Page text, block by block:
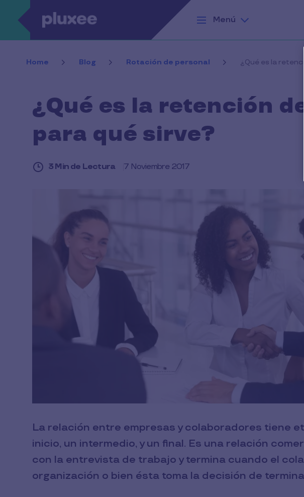
Pasar al contenido principal
Menú
Home Blog Rotación de personal ¿Qué es la
¿Qué es la retención
para qué sirve?
3 Min de Lectura 7 Noviembre 2017
La relación entre empresas y colaboradores tiene
inicio, un intermedio, y un final. Es una relación
con la entrevista de trabajo y termina cuando el
organización o bien ésta toma la decisión de